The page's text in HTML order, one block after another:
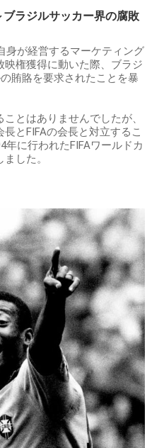
ラジルサッカー界の腐敗
身が経営するマーケティング
権獲得に動いた際、ブラジ
賄賂を要求されたことを暴
とはありませんでしたが、
とFIFAの会長と対立するこ
年に行われたFIFAワールドカ
した。